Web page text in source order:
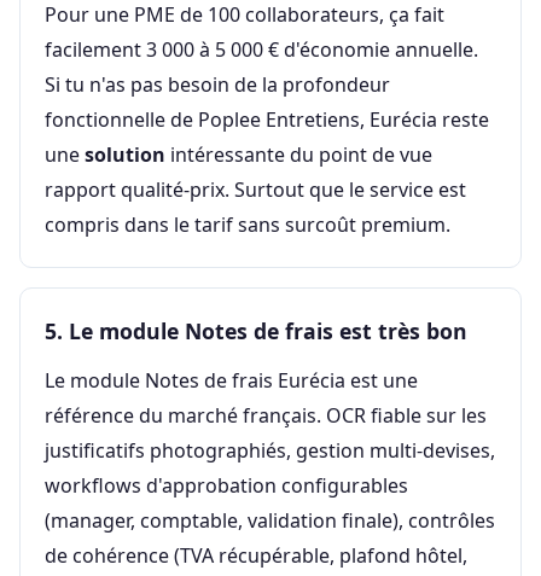
Pour une PME de 100 collaborateurs, ça fait
facilement 3 000 à 5 000 € d'économie annuelle.
Si tu n'as pas besoin de la profondeur
fonctionnelle de Poplee Entretiens, Eurécia reste
unesolution intéressante du point de vue
rapport qualité-prix. Surtout que le service est
compris dans le tarif sans surcoût premium.
5. Le module Notes de frais est très bon
Le module Notes de frais Eurécia est une
référence du marché français. OCR fiable sur les
justificatifs photographiés, gestion multi-devises,
workflows d'approbation configurables
(manager, comptable, validation finale), contrôles
de cohérence (TVA récupérable, plafond hôtel,